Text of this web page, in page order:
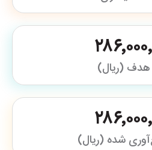
هدف (ریال)
شده (ریال)